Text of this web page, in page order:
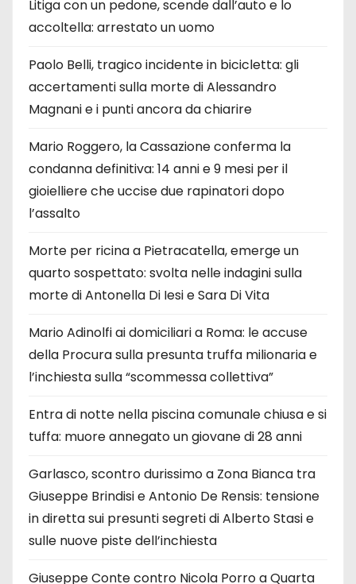
Litiga con un pedone, scende dall’auto e lo
accoltella: arrestato un uomo
Paolo Belli, tragico incidente in bicicletta: gli
accertamenti sulla morte di Alessandro
Magnani e i punti ancora da chiarire
Mario Roggero, la Cassazione conferma la
condanna definitiva: 14 anni e 9 mesi per il
gioielliere che uccise due rapinatori dopo
l’assalto
Morte per ricina a Pietracatella, emerge un
quarto sospettato: svolta nelle indagini sulla
morte di Antonella Di Iesi e Sara Di Vita
Mario Adinolfi ai domiciliari a Roma: le accuse
della Procura sulla presunta truffa milionaria e
l’inchiesta sulla “scommessa collettiva”
Entra di notte nella piscina comunale chiusa e si
tuffa: muore annegato un giovane di 28 anni
Garlasco, scontro durissimo a Zona Bianca tra
Giuseppe Brindisi e Antonio De Rensis: tensione
in diretta sui presunti segreti di Alberto Stasi e
sulle nuove piste dell’inchiesta
Giuseppe Conte contro Nicola Porro a Quarta